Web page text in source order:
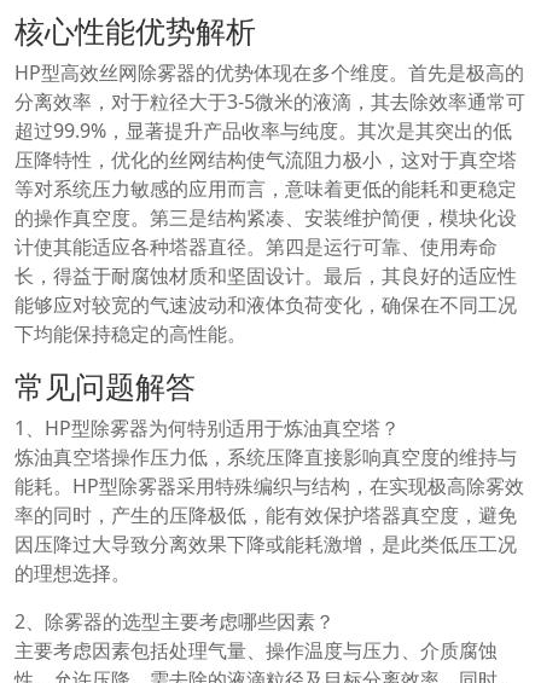
核心性能优势解析
HP型高效丝网除雾器的优势体现在多个维度。首先是极高的
分离效率，对于粒径大于3-5微米的液滴，其去除效率通常可
超过99.9%，显著提升产品收率与纯度。其次是其突出的低
压降特性，优化的丝网结构使气流阻力极小，这对于真空塔
等对系统压力敏感的应用而言，意味着更低的能耗和更稳定
的操作真空度。第三是结构紧凑、安装维护简便，模块化设
计使其能适应各种塔器直径。第四是运行可靠、使用寿命
长，得益于耐腐蚀材质和坚固设计。最后，其良好的适应性
能够应对较宽的气速波动和液体负荷变化，确保在不同工况
下均能保持稳定的高性能。
常见问题解答
1、HP型除雾器为何特别适用于炼油真空塔？
炼油真空塔操作压力低，系统压降直接影响真空度的维持与
能耗。HP型除雾器采用特殊编织与结构，在实现极高除雾效
率的同时，产生的压降极低，能有效保护塔器真空度，避免
因压降过大导致分离效果下降或能耗激增，是此类低压工况
的理想选择。
2、除雾器的选型主要考虑哪些因素？
主要考虑因素包括处理气量、操作温度与压力、介质腐蚀